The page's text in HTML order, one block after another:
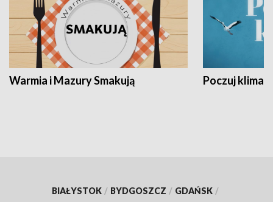
Warmia i Mazury Smakują Poczuj klimat
BIAŁYSTOK / BYDGOSZCZ / GDAŃSK /